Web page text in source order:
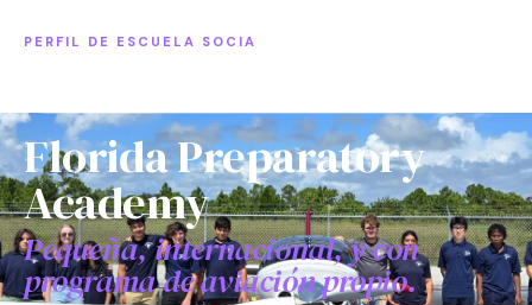
PERFIL DE ESCUELA SOCIA
Florida Preparatory
Academy
Pequeña, internacional, y con
programa de aviación propio.